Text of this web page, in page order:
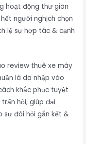
hoạt động thư giãn
người nghịch chọn
lệ sự hợp tác & cạnh
review thuê xe máy
là da nhập vào
khắc phục tuyệt
hội, giúp đại
sự đòi hỏi gắn kết &